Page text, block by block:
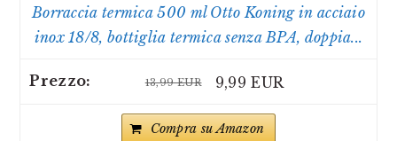
Borraccia termica 500 ml Otto Koning in acciaio
inox 18/8, bottiglia termica senza BPA, doppia...
13,99 EUR 9,99 EUR
Compra su Amazon